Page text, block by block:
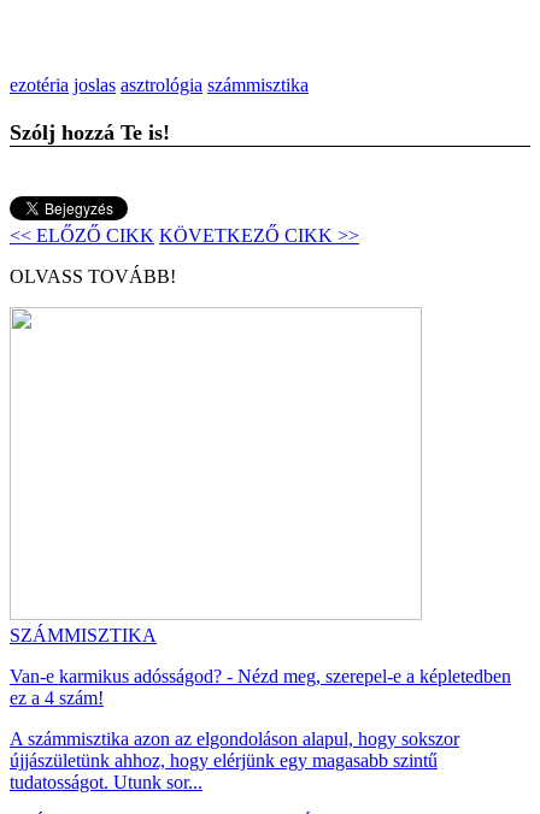
ezotéria joslas asztrológia számmisztika
Szólj hozzá Te is!
<< ELŐZŐ CIKK KÖVETKEZŐ CIKK >>
OLVASS TOVÁBB!
SZÁMMISZTIKA
Van-e karmikus adósságod? - Nézd meg, szerepel-e a képletedben
ez a 4 szám!
A számmisztika azon az elgondoláson alapul, hogy sokszor
újjászületünk ahhoz, hogy elérjünk egy magasabb szintű
tudatosságot. Utunk sor...